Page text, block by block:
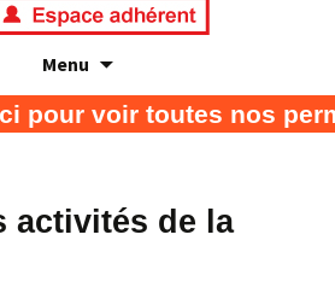
Menu
Marne
des consommateurs
pour voir toutes nos
activités de la